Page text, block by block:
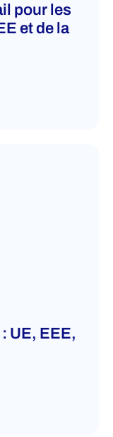
pour les
et de la
UE, EEE,